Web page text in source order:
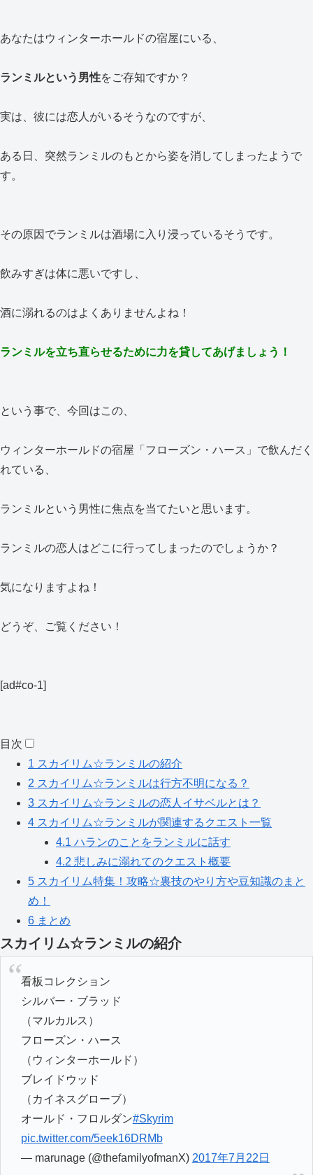
あなたはウィンターホールドの宿屋にいる、
ランミルという男性をご存知ですか？
実は、彼には恋人がいるそうなのですが、
ある日、突然ランミルのもとから姿を消してしまったようで
す。
その原因でランミルは酒場に入り浸っているそうです。
飲みすぎは体に悪いですし、
酒に溺れるのはよくありませんよね！
ランミルを立ち直らせるために力を貸してあげましょう！
という事で、今回はこの、
ウィンターホールドの宿屋「フローズン・ハース」で飲んだく
れている、
ランミルという男性に焦点を当てたいと思います。
ランミルの恋人はどこに行ってしまったのでしょうか？
気になりますよね！
どうぞ、ご覧ください！
[ad#co-1]
目次
1 スカイリム☆ランミルの紹介
2 スカイリム☆ランミルは行方不明になる？
3 スカイリム☆ランミルの恋人イサベルとは？
4 スカイリム☆ランミルが関連するクエスト一覧
4.1 ハランのことをランミルに話す
4.2 悲しみに溺れてのクエスト概要
5 スカイリム特集！攻略☆裏技のやり方や豆知識のまと
め！
6 まとめ
スカイリム☆ランミルの紹介
看板コレクション
シルバー・ブラッド
（マルカルス）
フローズン・ハース
（ウィンターホールド）
ブレイドウッド
（カイネスグローブ）
オールド・フロルダン#Skyrim
pic.twitter.com/5eek16DRMb
— marunage (@thefamilyofmanX) 2017年7月22日